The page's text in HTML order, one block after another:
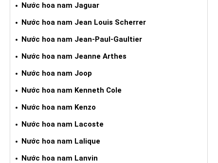
Nước hoa nam Jaguar
Nước hoa nam Jean Louis Scherrer
Nước hoa nam Jean-Paul-Gaultier
Nước hoa nam Jeanne Arthes
Nước hoa nam Joop
Nước hoa nam Kenneth Cole
Nước hoa nam Kenzo
Nước hoa nam Lacoste
Nước hoa nam Lalique
Nước hoa nam Lanvin